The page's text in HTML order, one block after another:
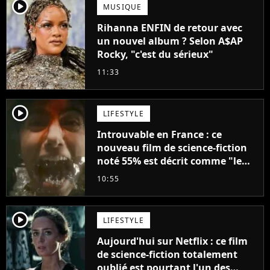
player2 MUSIQUE
Rihanna ENFIN de retour avec
un nouvel album ? Selon A$AP
Rocky, "c'est du sérieux"
11:33
player2 LIFESTYLE
Introuvable en France : ce
nouveau film de science-fiction
noté 55% est décrit comme "le
plus stupide de l'année"
10:55
player2 LIFESTYLE
Aujourd'hui sur Netflix : ce film
de science-fiction totalement